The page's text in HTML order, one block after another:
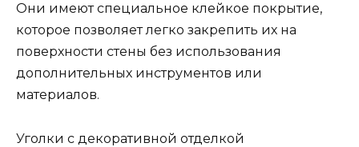
Они имеют специальное клейкое покрытие,
которое позволяет легко закрепить их на
поверхности стены без использования
дополнительных инструментов или
материалов.
Уголки с декоративной отделкой